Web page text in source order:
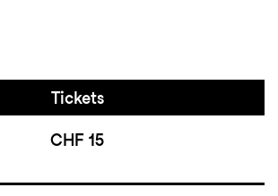
Tickets
CHF 15